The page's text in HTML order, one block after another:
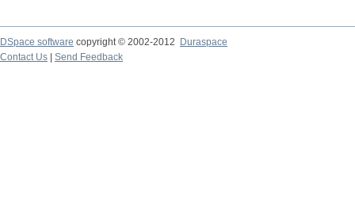
DSpace software copyright © 2002-2012
Duraspace
Contact Us
Send Feedback